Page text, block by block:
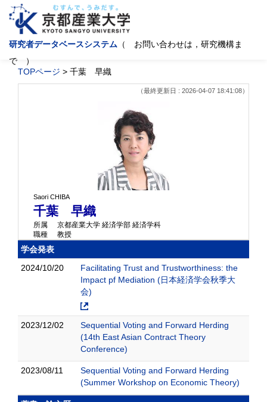
研究者データベースシステム （ お問い合わせは，研究機構ま
で ）
TOPページ > 千葉 早織
（最終更新日 : 2026-04-07 18:41:08）
Saori CHIBA
千葉 早織
所属
京都産業大学 経済学部 経済学科
職種
教授
学会発表
2024/10/20
Facilitating Trust and Trustworthiness: the
Impact pf Mediation (日本経済学会秋季大
会)
2023/12/02
Sequential Voting and Forward Herding
(14th East Asian Contract Theory
Conference)
2023/08/11
Sequential Voting and Forward Herding
(Summer Workshop on Economic Theory)